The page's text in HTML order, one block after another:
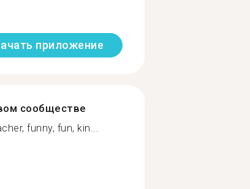
приложение
сообществе
funny, fun, kin...